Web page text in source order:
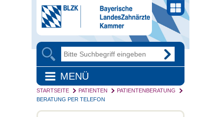
MENÜ
STARTSEITE PATIENTEN
PATIENTENBERATUNG
BERATUNG PER TELEFON